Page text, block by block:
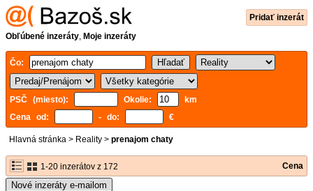
Pridať inzerát
Obľúbené inzeráty, Moje inzeráty
Čo:
PSČ (miesto): Okolie:
km
Cena od:
- do: €
Hlavná stránka > Reality > prenajom chaty
1-20 inzerátov z 172 Cena
Nové inzeráty e-mailom